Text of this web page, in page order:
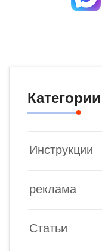
Категории
Инструкции
реклама
Статьи